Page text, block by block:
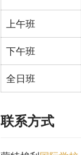
上午班
下午班
全日班
联系方式